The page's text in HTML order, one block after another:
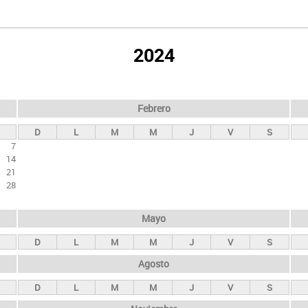
2024
7
14
21
28
Febrero
D L M M J V S
Mayo
D L M M J V S
Agosto
D L M M J V S